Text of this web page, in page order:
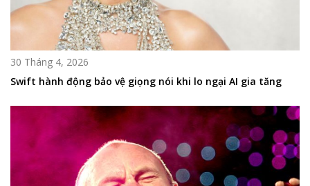
30 Tháng 4, 2026
Swift hành động bảo vệ giọng nói khi lo ngại AI gia tăng